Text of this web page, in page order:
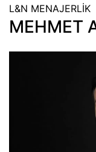
L&N MENAJERLİK
MEHMET